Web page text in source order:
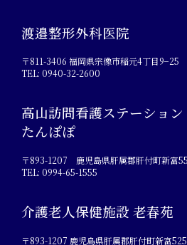
渡邉整形外科医院
〒811-3406 福岡県宗像市稲元4丁目9−25
TEL: 0940-32-2600
高山訪問看護ステーション
たんぽぽ
〒893-1207 鹿児島県肝属郡肝付町新富
TEL: 0994-65-1555
介護老人保健施設 老春苑
〒893-1207 鹿児島県肝属郡肝付町新富